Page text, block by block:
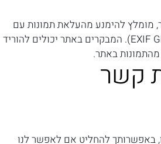
מומלץ להימנע מהעלאת תמונות עם
נתוני מיקום מוטבעים (EXIF GPS). המבקרים באתר יכולים להוריד
מהתמונות באתר.
קשר
באפשרותך להחליט אם לאפשר לנו